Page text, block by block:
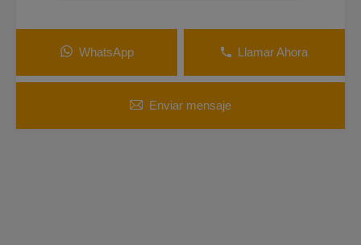
WhatsApp Llamar Ahora
Enviar mensaje